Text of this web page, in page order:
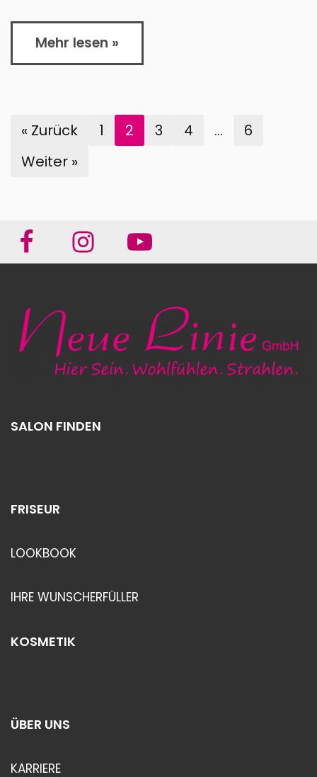
Mehr lesen »
« Zurück 1 2 3 4 …
6
Weiter »
SALON FINDEN
FRISEUR
LOOKBOOK
IHRE WUNSCHERFÜLLER
KOSMETIK
ÜBER UNS
KARRIERE